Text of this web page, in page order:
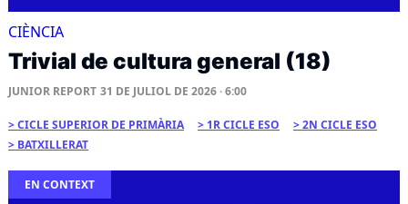
CIÈNCIA
Trivial de cultura general (18)
JUNIOR REPORT 31 DE JULIOL DE 2026 · 6:00
CICLE SUPERIOR DE PRIMÀRIA 1R CICLE ESO
2N CICLE ESO
BATXILLERAT
EN CONTEXT